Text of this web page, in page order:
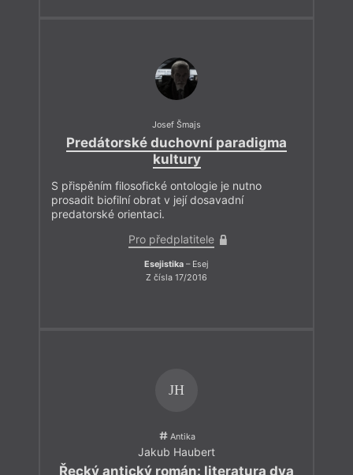
Josef Šmajs
Predátorské duchovní paradigma
kultury
S přispěním filosofické ontologie je nutno
prosadit biofilní obrat v její dosavadní
predatorské orientaci.
Pro předplatitele
Esejistika – Esej
Z čísla 17/2016
JH
Antika
Jakub Haubert
Řecký antický román: literatura dva